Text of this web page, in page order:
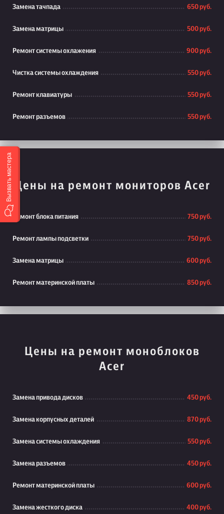
Замена тачпада 650 руб.
Замена матрицы 500 руб.
Ремонт системы охлажения 900 руб.
Чистка системы охлаждения 550 руб.
Ремонт клавиатуры 550 руб.
Ремонт разъемов 550 руб.
Цены на ремонт мониторов Acer
Ремонт блока питания 750 руб.
Ремонт лампы подсветки 750 руб.
Замена матрицы 600 руб.
Ремонт материнской платы 850 руб.
Цены на ремонт моноблоков
Acer
Замена привода дисков 450 руб.
Замена корпусных деталей 870 руб.
Замена системы охлаждения 550 руб.
Замена разъемов 450 руб.
Ремонт материнской платы 600 руб.
Замена жесткого диска 400 руб.
Вызвать мастера